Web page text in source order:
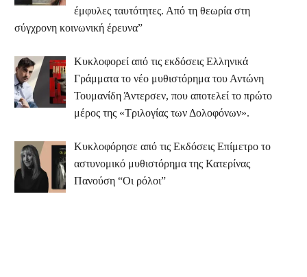
έμφυλες ταυτότητες. Από τη θεωρία στη
σύγχρονη κοινωνική έρευνα”
Κυκλοφορεί από τις εκδόσεις Ελληνικά
Γράμματα το νέο μυθιστόρημα του Αντώνη
Τουμανίδη Άντερσεν, που αποτελεί το πρώτο
μέρος της «Τριλογίας των Δολοφόνων».
Κυκλοφόρησε από τις Εκδόσεις Επίμετρο το
αστυνομικό μυθιστόρημα της Κατερίνας
Πανούση “Οι ρόλοι”